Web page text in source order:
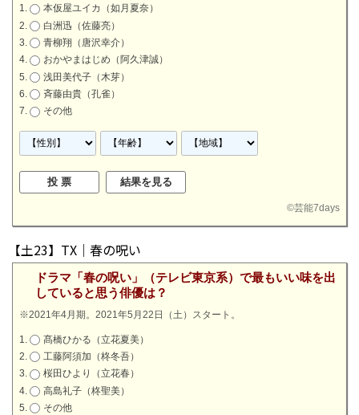
本仮屋ユイカ（如月夏奈）
白洲迅（佐藤亮）
青柳翔（唐沢幸介）
おかやまはじめ（阿久津誠）
浅田美代子（木芽）
斉藤由貴（孔雀）
その他
©芸能7days
【土23】TX｜春の呪い
ドラマ「春の呪い」（テレビ東京系）で最もいい味を出
していると思う俳優は？
※2021年4月期。2021年5月22日（土）スタート。
髙橋ひかる（立花夏美）
工藤阿須加（柊冬吾）
桜田ひより（立花春）
高島礼子（柊聖美）
その他